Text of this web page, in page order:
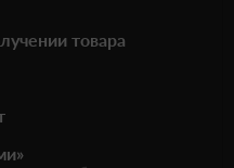
товара